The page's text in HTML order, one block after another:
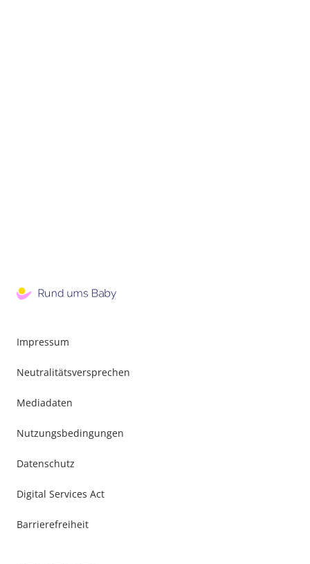
Impressum
Neutralitätsversprechen
Mediadaten
Nutzungsbedingungen
Datenschutz
Digital Services Act
Barrierefreiheit